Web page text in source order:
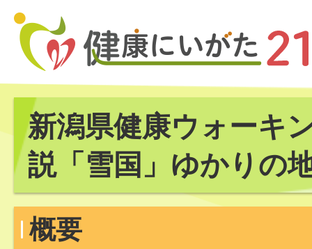
新潟県健康ウォーキ
説「雪国」ゆかりの
概要